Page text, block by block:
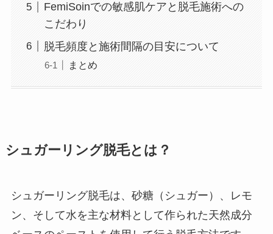
FemiSoinでの敏感肌ケアと脱毛施術への
こだわり
脱毛頻度と施術間隔の目安について
まとめ
シュガーリング脱毛とは？
シュガーリング脱毛は、砂糖（シュガー）、レモ
ン、そして水を主な材料として作られた天然成分